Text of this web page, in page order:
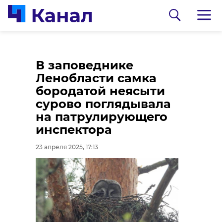
В заповеднике
Ленобласти самка
бородатой неясыти
сурово поглядывала
на патрулирующего
инспектора
23 апреля 2025, 17:13
Из Волосово в
Петербург увеличили
число рейсов
маршрута №639в
23 апреля 2025, 16:24
Следователи
устанавливают
причину пожара в
Сланцах, где погиб
мужчина
23 апреля 2025, 16:14